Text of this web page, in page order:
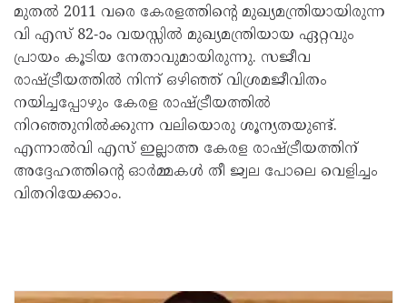
മുതൽ 2011 വരെ കേരളത്തിന്റെ മുഖ്യമന്ത്രിയായിരുന്ന
വി എസ് 82-ാം വയസ്സിൽ മുഖ്യമന്ത്രിയായ ഏറ്റവും
പ്രായം കൂടിയ നേതാവുമായിരുന്നു. സജീവ
രാഷ്ട്രീയത്തിൽ നിന്ന് ഒഴിഞ്ഞ് വിശ്രമജീവിതം
നയിച്ചപ്പോഴും കേരള രാഷ്ട്രീയത്തിൽ
നിറഞ്ഞുനിൽക്കുന്ന വലിയൊരു ശൂന്യതയുണ്ട്.
എന്നാൽവി എസ് ഇല്ലാത്ത കേരള രാഷ്ട്രീയത്തിന്
അദ്ദേഹത്തിൻ്റെ ഓർമ്മകൾ തീ ജ്വല പോലെ വെളിച്ചം
വിതറിയേക്കാം.